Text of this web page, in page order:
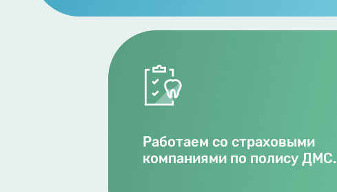
Работаем со страховыми
компаниями по полису ДМС.